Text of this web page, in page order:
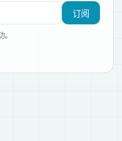
订阅